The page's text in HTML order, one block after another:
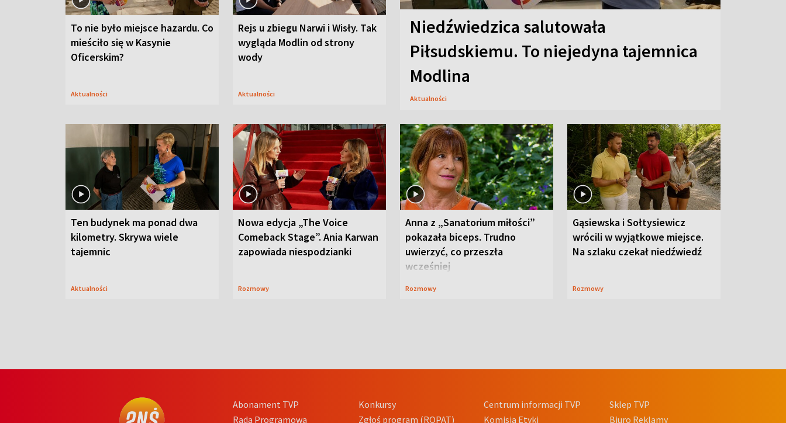
To nie było miejsce hazardu. Co
mieściło się w Kasynie
Oficerskim?
Aktualności
Rejs u zbiegu Narwi i Wisły. Tak
wygląda Modlin od strony
wody
Aktualności
Niedźwiedzica salutowała
Piłsudskiemu. To niejedyna tajemnica
Modlina
Aktualności
Ten budynek ma ponad dwa
kilometry. Skrywa wiele
tajemnic
Aktualności
Nowa edycja „The Voice
Comeback Stage”. Ania Karwan
zapowiada niespodzianki
Rozmowy
Anna z „Sanatorium miłości”
pokazała biceps. Trudno
uwierzyć, co przeszła
wcześniej
Rozmowy
Gąsiewska i Sołtysiewicz
wrócili w wyjątkowe miejsce.
Na szlaku czekał niedźwiedź
Rozmowy
Abonament TVP
Rada Programowa
Konkursy
Zgłoś program (ROPAT)
Centrum informacji TVP
Komisja Etyki
Sklep TVP
Biuro Reklamy